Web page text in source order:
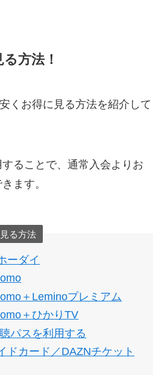
方法！
くお得に見る方法を紹介して
ることで、通常入会よりお
ます。
る方法
ーダイ
＋Leminoプレミアム
＋ひかりTV
パスを利用する
ドカード／DAZNチケット